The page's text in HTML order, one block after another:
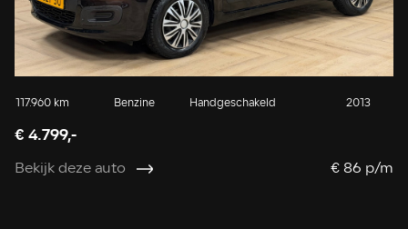
117.960 km Benzine Handgeschakeld 2013
€ 4.799,-
Bekijk deze auto € 86 p/m